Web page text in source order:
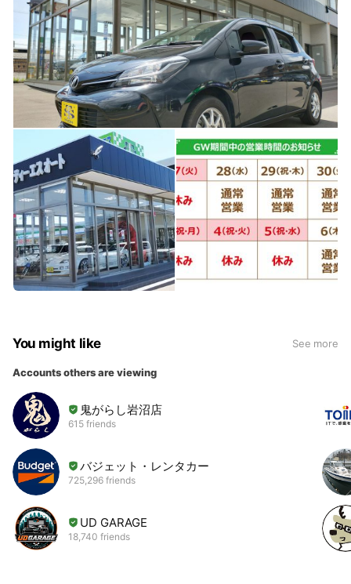
You might like See more
Accounts others are viewing
鬼がらし岩沼店
615 friends
バジェット・レンタカー
725,296 friends
UD GARAGE
18,740 friends